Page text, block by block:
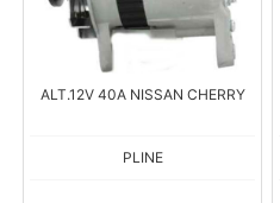
ALT.12V 40A NISSAN CHERRY
PLINE